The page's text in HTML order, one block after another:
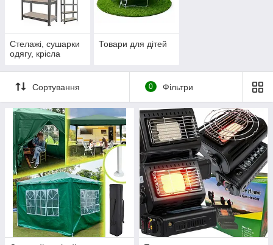
Стелажі, сушарки
одягу, крісла
Товари для дітей
Сортування 0 Фільтри